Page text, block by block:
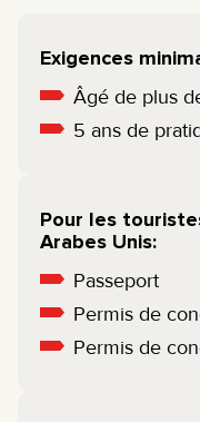
Exigences
Âgé de plus
5 ans de
Pour les
Arabes Unis:
Passeport
Permis de
Permis de